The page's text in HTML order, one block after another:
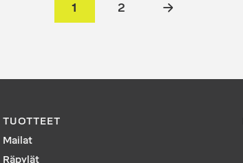
1 2 →
TUOTTEET
Mailat
Räpylät